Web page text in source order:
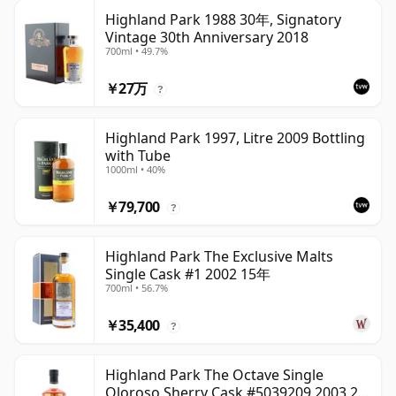
Highland Park 1988 30年, Signatory
Vintage 30th Anniversary 2018
700ml • 49.7%
￥27万 ?
Highland Park 1997, Litre 2009 Bottling
with Tube
1000ml • 40%
￥79,700 ?
Highland Park The Exclusive Malts
Single Cask #1 2002 15年
700ml • 56.7%
￥35,400 ?
Highland Park The Octave Single